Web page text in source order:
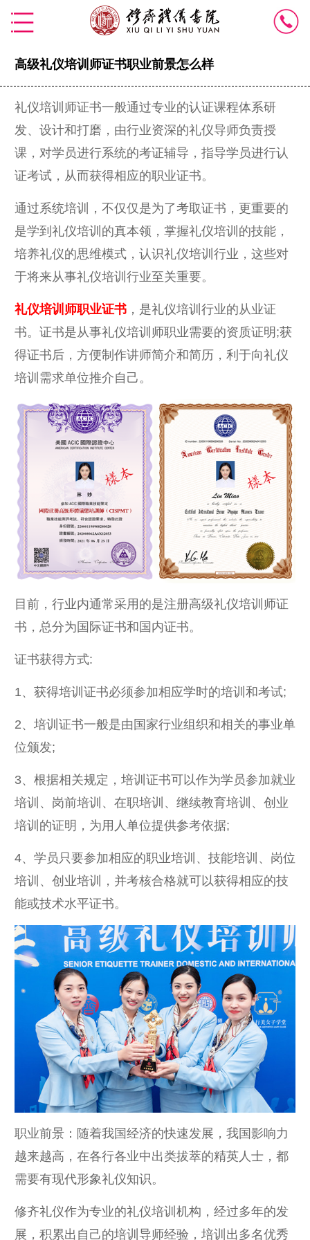
高级礼仪培训师证书职业前景怎么样
礼仪培训师证书一般通过专业的认证课程体系研
发、设计和打磨，由行业资深的礼仪导师负责授
课，对学员进行系统的考证辅导，指导学员进行认
证考试，从而获得相应的职业证书。
通过系统培训，不仅仅是为了考取证书，更重要的
是学到礼仪培训的真本领，掌握礼仪培训的技能，
培养礼仪的思维模式，认识礼仪培训行业，这些对
于将来从事礼仪培训行业至关重要。
礼仪培训师职业证书 ，是礼仪培训行业的从业证
书。证书是从事礼仪培训师职业需要的资质证明;获
得证书后，方便制作讲师简介和简历，利于向礼仪
培训需求单位推介自己。
目前，行业内通常采用的是注册高级礼仪培训师证
书，总分为国际证书和国内证书。
证书获得方式:
1、获得培训证书必须参加相应学时的培训和考试;
2、培训证书一般是由国家行业组织和相关的事业单
位颁发;
3、根据相关规定，培训证书可以作为学员参加就业
培训、岗前培训、在职培训、继续教育培训、创业
培训的证明，为用人单位提供参考依据;
4、学员只要参加相应的职业培训、技能培训、岗位
培训、创业培训，并考核合格就可以获得相应的技
能或技术水平证书。
职业前景：随着我国经济的快速发展，我国影响力
越来越高，在各行各业中出类拔萃的精英人士，都
需要有现代形象礼仪知识。
修齐礼仪作为专业的礼仪培训机构，经过多年的发
展，积累出自己的培训导师经验，培训出多名优秀